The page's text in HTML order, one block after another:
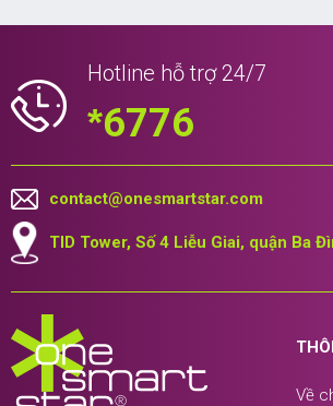
Hotline hỗ trợ 24/7
*6776
contact@onesmartstar.com
TID Tower, Số 4 Liễu Giai, quận Ba
Về